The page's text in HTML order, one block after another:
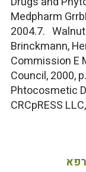
Medpharm
2004.7.
Brinckmann,
Commission E
Council, 2000,
Phtocosmetic
CRCpRESS